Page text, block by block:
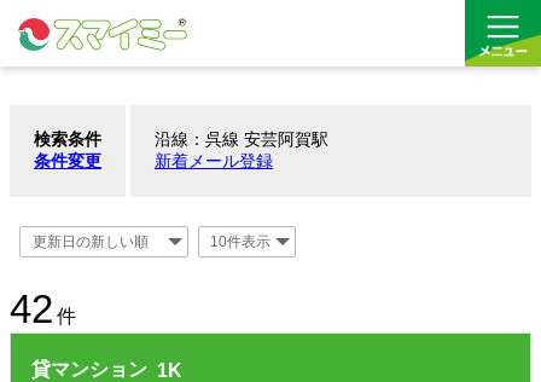
借りる
お気に入り
検索条件
条件変更
沿線：呉線 安芸阿賀駅
新着メール登録
42 件
貸マンション 1K